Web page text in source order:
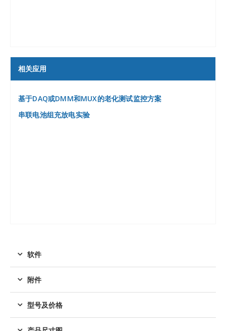
相关应用
基于DAQ或DMM和MUX的老化测试监控方案
串联电池组充放电实验
软件
附件
型号及价格